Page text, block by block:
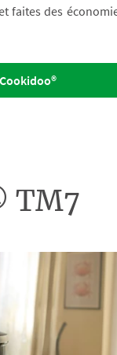
faites des
TM7